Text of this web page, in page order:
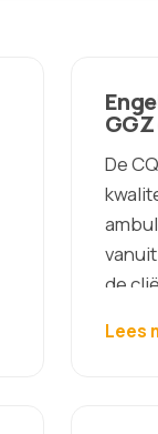
GGZ
De
de
Lees